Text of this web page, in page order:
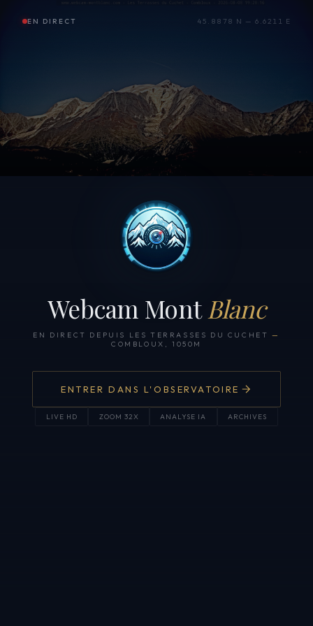
EN DIRECT 45.8878 N — 6.6211 E
Webcam Mont Blanc
EN DIRECT DEPUIS LES TERRASSES DU CUCHET —
COMBLOUX, 1050M
ENTRER DANS L'OBSERVATOIRE
LIVE HD ZOOM 32X ANALYSE IA ARCHIVES